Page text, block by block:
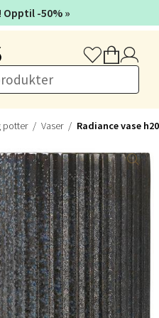
potter Vaser Radiance vase
-50% »
Velg
Velg
Kanebogen